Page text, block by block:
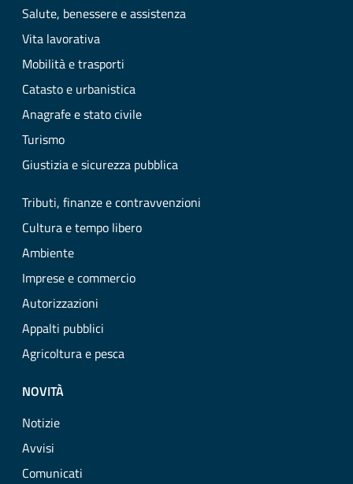
Salute, benessere e assistenza
Vita lavorativa
Mobilità e trasporti
Catasto e urbanistica
Anagrafe e stato civile
Turismo
Giustizia e sicurezza pubblica
Tributi, finanze e contravvenzioni
Cultura e tempo libero
Ambiente
Imprese e commercio
Autorizzazioni
Appalti pubblici
Agricoltura e pesca
NOVITÀ
Notizie
Avvisi
Comunicati